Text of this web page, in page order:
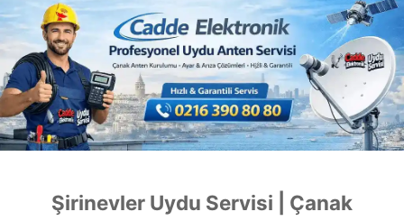
Şirinevler Uydu Servisi | Çanak